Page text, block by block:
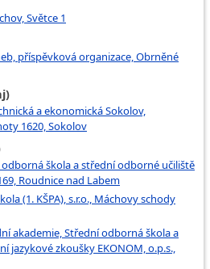
Světce 1
příspěvková organizace, Obrněné
a ekonomická Sokolov,
1620, Sokolov
škola a střední odborné učiliště
Roudnice nad Labem
(1. KŠPA), s.r.o., Máchovy schody
akademie, Střední odborná škola a
jazykové zkoušky EKONOM, o.p.s.,